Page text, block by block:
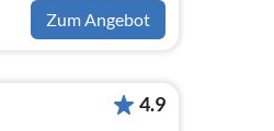
Zum Angebot
4.9